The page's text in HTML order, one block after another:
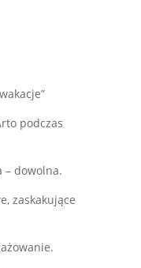
podczas
– dowolna.
zaskakujące